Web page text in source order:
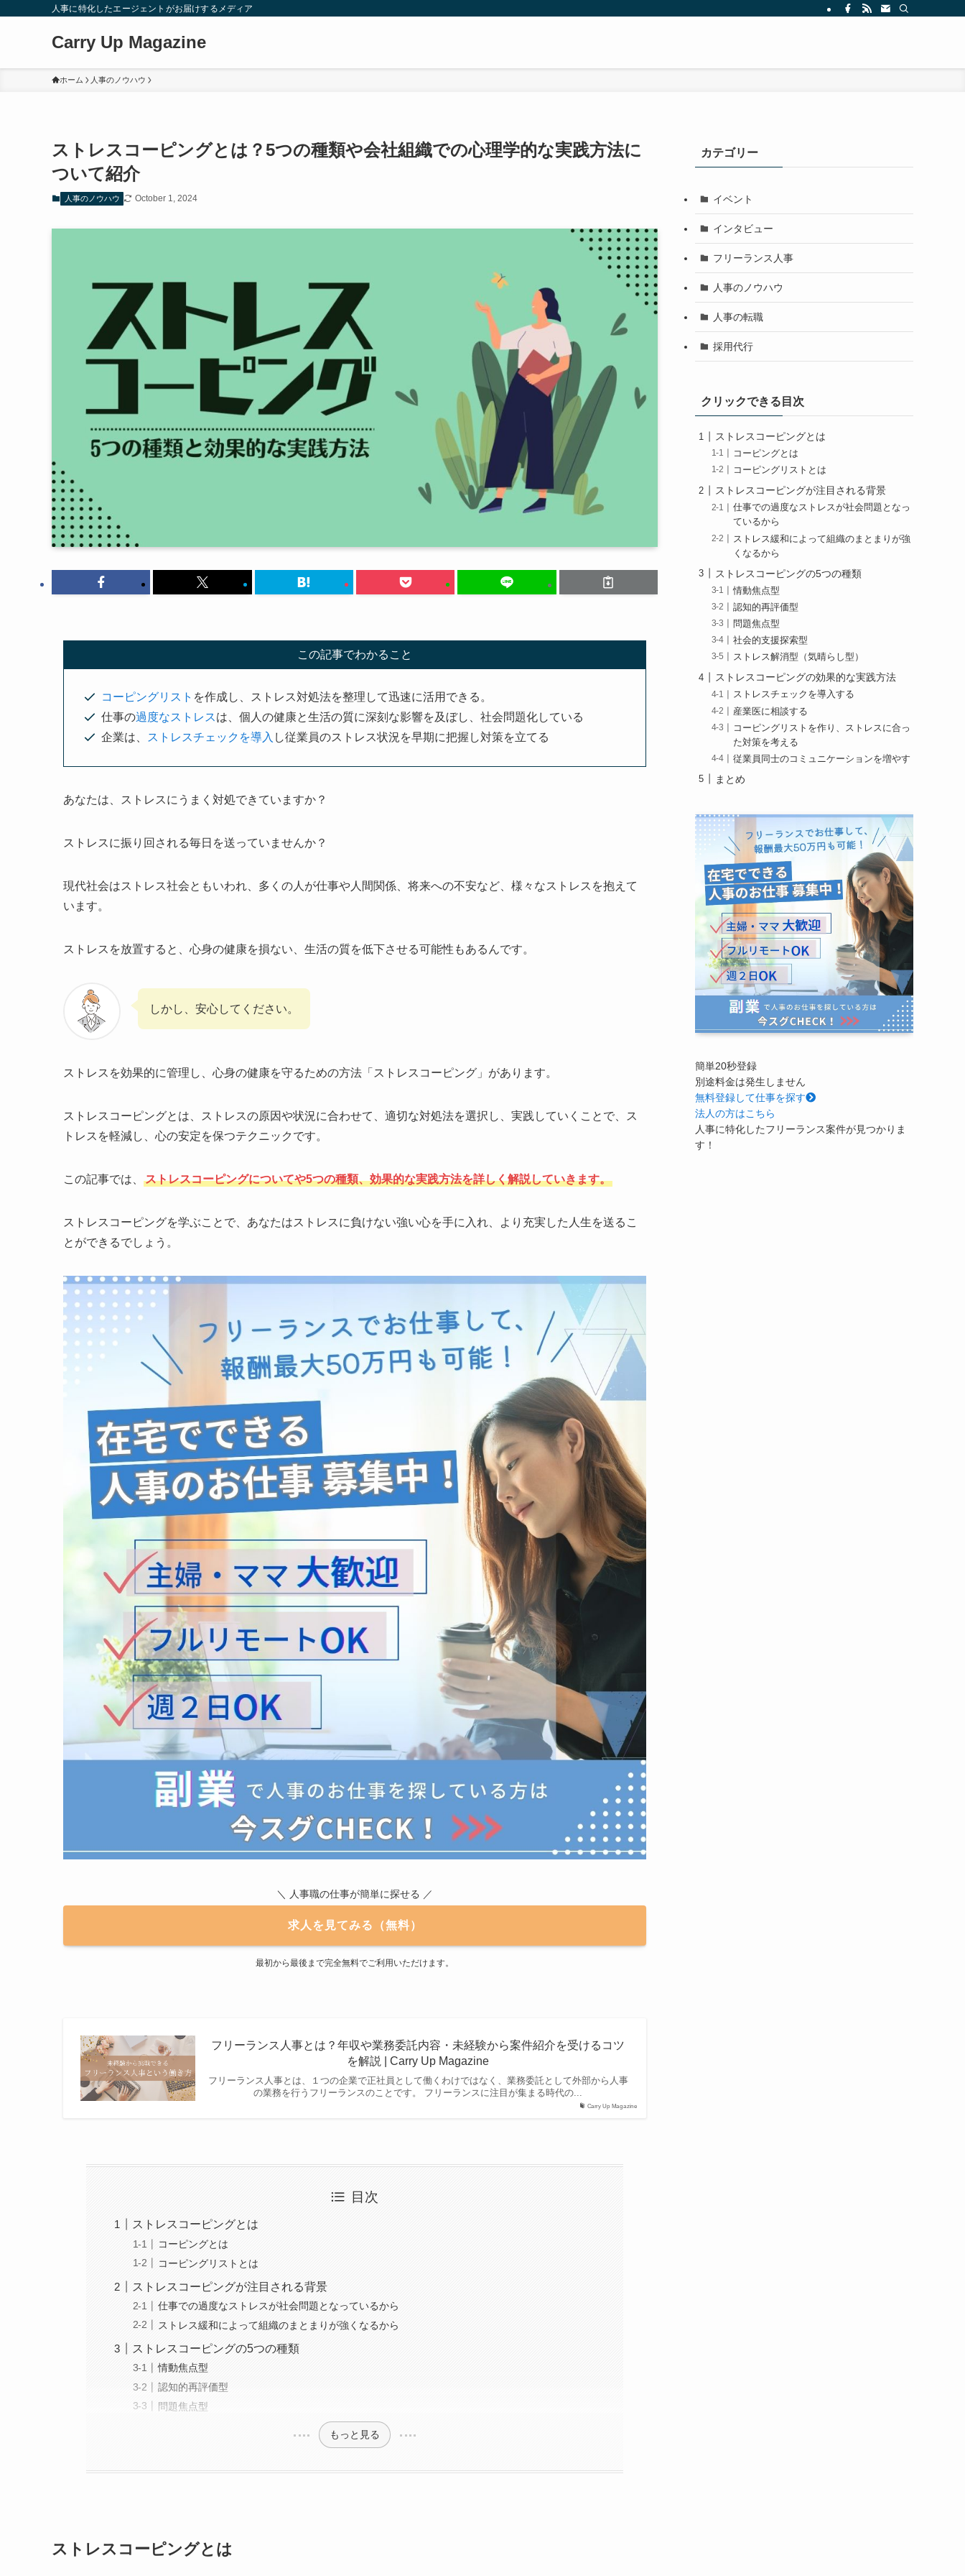
人事に特化したエージェントがお届けするメディア
Carry Up Magazine
ホーム 人事のノウハウ
ストレスコーピングとは？5つの種類や会社組織での心理学的な実践方法に
ついて紹介
人事のノウハウ October 1, 2024
この記事でわかること
コーピングリスト を作成し、ストレス対処法を整理して迅速に活用できる。
仕事の過度なストレスは、個人の健康と生活の質に深刻な影響を及ぼし、社会問題化している
企業は、 ストレスチェックを導入 し従業員のストレス状況を早期に把握し対策を立てる
あなたは、ストレスにうまく対処できていますか？
ストレスに振り回される毎日を送っていませんか？
現代社会はストレス社会ともいわれ、多くの人が仕事や人間関係、将来への不安など、様々なストレスを抱えて
います。
ストレスを放置すると、心身の健康を損ない、生活の質を低下させる可能性もあるんです。
しかし、安心してください。
ストレスを効果的に管理し、心身の健康を守るための方法「ストレスコーピング」があります。
ストレスコーピングとは、ストレスの原因や状況に合わせて、適切な対処法を選択し、実践していくことで、ス
トレスを軽減し、心の安定を保つテクニックです。
この記事では、 ストレスコーピングについてや5つの種類、効果的な実践方法を詳しく解説していきます。
ストレスコーピングを学ぶことで、あなたはストレスに負けない強い心を手に入れ、より充実した人生を送るこ
とができるでしょう。
＼ 人事職の仕事が簡単に探せる ／
求人を見てみる（無料）
最初から最後まで完全無料でご利用いただけます。
Carry Up Magazine
フリーランス人事とは？年収や業務委託内容・未経験から案件紹介を受けるコツ
を解説 | Carry Up Magazine
フリーランス人事とは、１つの企業で正社員として働くわけではなく、業務委託として外部から人事
の業務を行うフリーランスのことです。 フリーランスに注目が集まる時代の...
目次
ストレスコーピングとは
コーピングとは
コーピングリストとは
ストレスコーピングが注目される背景
仕事での過度なストレスが社会問題となっているから
ストレス緩和によって組織のまとまりが強くなるから
ストレスコーピングの5つの種類
情動焦点型
認知的再評価型
問題焦点型
もっと見る
ストレスコーピングとは
カテゴリー
イベント
インタビュー
フリーランス人事
人事のノウハウ
人事の転職
採用代行
クリックできる目次
ストレスコーピングとは
コーピングとは
コーピングリストとは
ストレスコーピングが注目される背景
仕事での過度なストレスが社会問題となっ
ているから
ストレス緩和によって組織のまとまりが強
くなるから
ストレスコーピングの5つの種類
情動焦点型
認知的再評価型
問題焦点型
社会的支援探索型
ストレス解消型（気晴らし型）
ストレスコーピングの効果的な実践方法
ストレスチェックを導入する
産業医に相談する
コーピングリストを作り、ストレスに合っ
た対策を考える
従業員同士のコミュニケーションを増やす
まとめ
簡単20秒登録
別途料金は発生しません
無料登録して仕事を探す
法人の方はこちら
人事に特化したフリーランス案件が見つかりま
す！